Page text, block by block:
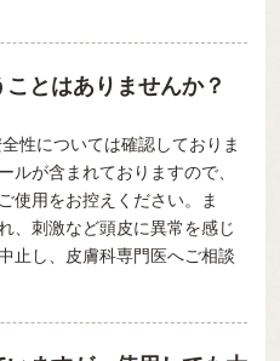
とはありませんか？
性については確認しておりま
ルが含まれておりますので、
使用をお控えください。ま
、刺激など頭皮に異常を感じ
止し、皮膚科専門医へご相談